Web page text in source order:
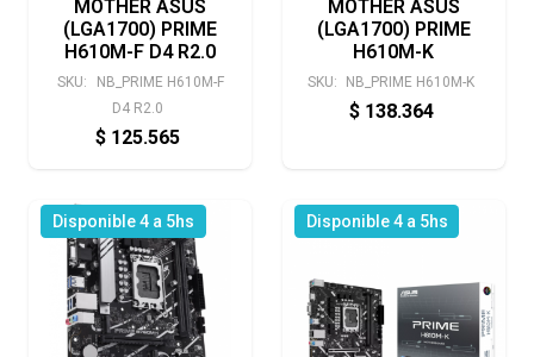
MOTHER ASUS
(LGA1700) PRIME
H610M-F D4 R2.0
SKU:
NB_PRIME H610M-F
D4 R2.0
$ 125.565
MOTHER ASUS
(LGA1700) PRIME
H610M-K
SKU: NB_PRIME H610M-K
$ 138.364
Disponible 4 a 5hs Disponible 4 a 5hs